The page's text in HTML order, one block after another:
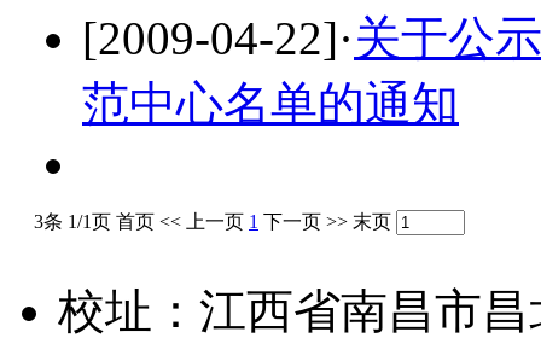
[2009-04-22]·关于公
范中心名单的通知
3条 1/1页 首页 << 上一页 1 下一页 >> 末页
校址：江西省南昌市